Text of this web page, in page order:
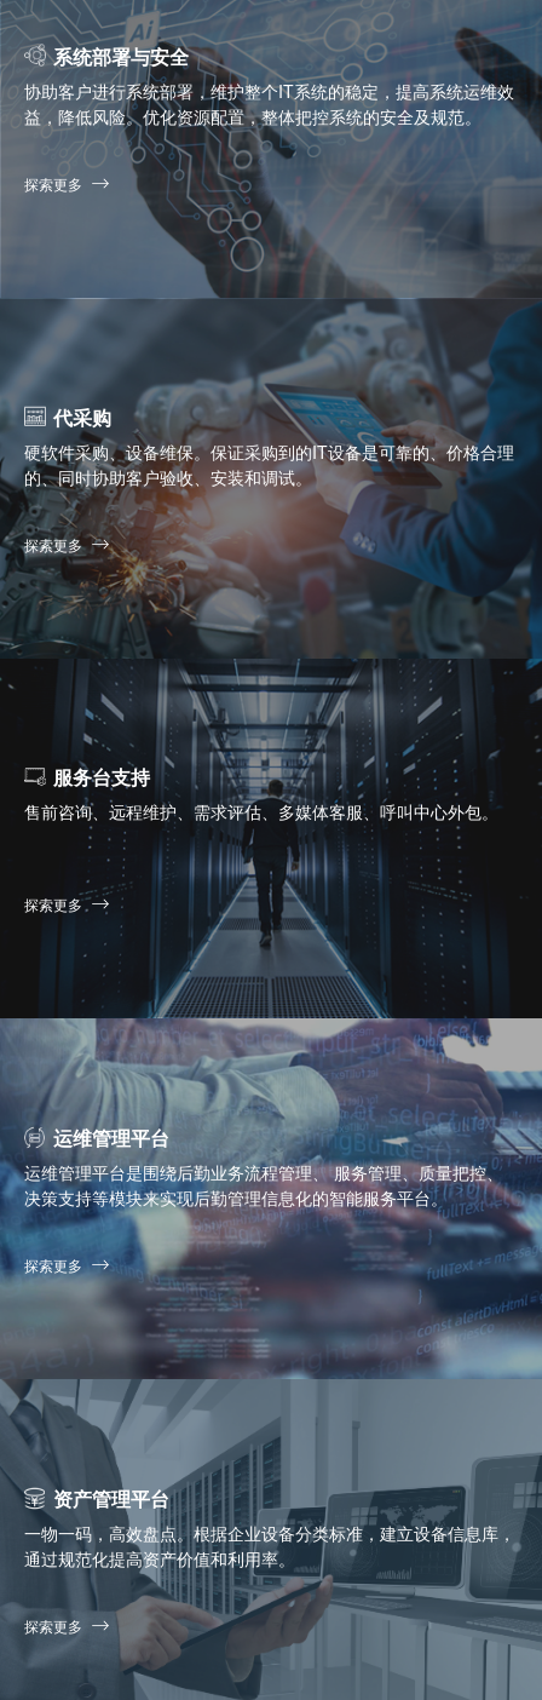
系统部署与安全
协助客户进行系统部署，维护整个IT系统的稳定，提高系统运维效
益，降低风险。优化资源配置，整体把控系统的安全及规范。
探索更多
代采购
硬软件采购、设备维保。保证采购到的IT设备是可靠的、价格合理
的、同时协助客户验收、安装和调试。
探索更多
服务台支持
售前咨询、远程维护、需求评估、多媒体客服、呼叫中心外包。
探索更多
运维管理平台
运维管理平台是围绕后勤业务流程管理、 服务管理、质量把控、
决策支持等模块来实现后勤管理信息化的智能服务平台。
探索更多
资产管理平台
一物一码，高效盘点。根据企业设备分类标准，建立设备信息库，
通过规范化提高资产价值和利用率。
探索更多